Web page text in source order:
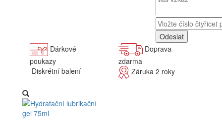
Dárkové
poukazy
Doprava
zdarma
Diskrétní balení
Záruka 2 roky